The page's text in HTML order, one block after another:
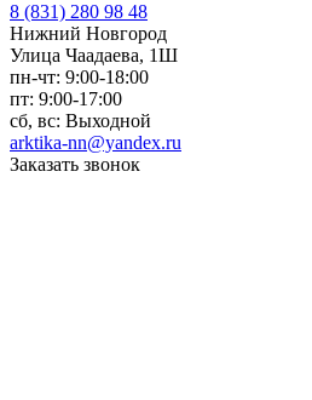
8 (831) 280 98 48
Нижний Новгород
Улица Чаадаева, 1Ш
пн-чт: 9:00-18:00
пт: 9:00-17:00
сб, вс: Выходной
arktika-nn@yandex.ru
Заказать звонок